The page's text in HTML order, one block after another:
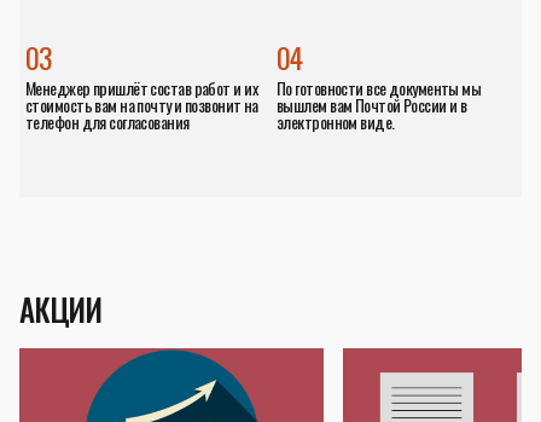
04
По готовности все документы мы
вышлем вам Почтой России и в
электронном виде.
03
Менеджер пришлёт состав работ и их
стоимость вам на почту и позвонит на
телефон для согласования
АКЦИИ